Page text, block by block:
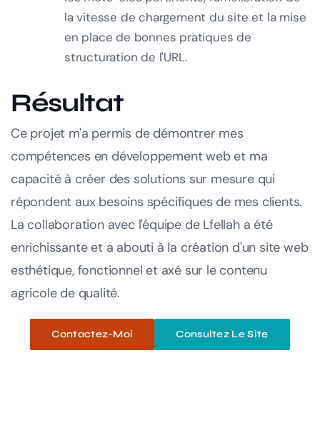
la vitesse de chargement du site et la mise
en place de bonnes pratiques de
structuration de l'URL.
Résultat
Ce projet m'a permis de démontrer mes
compétences en développement web et ma
capacité à créer des solutions sur mesure qui
répondent aux besoins spécifiques de mes clients.
La collaboration avec l'équipe de Lfellah a été
enrichissante et a abouti à la création d'un site web
esthétique, fonctionnel et axé sur le contenu
agricole de qualité.
Contactez-Moi Consultez Le Site